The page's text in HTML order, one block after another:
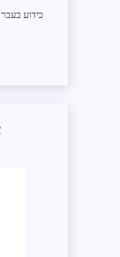
כידוע